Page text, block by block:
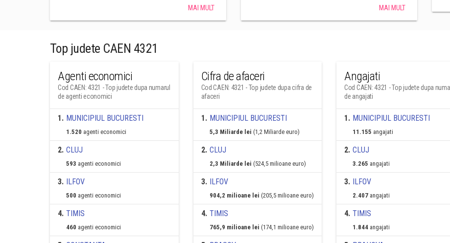
MAI MULT MAI MULT
Top judete CAEN 4321
Agenti economici
Cod CAEN: 4321 - Top judete dupa numarul
de agenti economici
1. MUNICIPIUL BUCURESTI
1.520 agenti economici
2. CLUJ
593 agenti economici
3. ILFOV
500 agenti economici
4. TIMIS
460 agenti economici
Cifra de afaceri
Cod CAEN: 4321 - Top judete dupa cifra de
afaceri
1. MUNICIPIUL BUCURESTI
5,3 Miliarde lei (1,2 Miliarde euro)
2. CLUJ
2,3 Miliarde lei (524,5 milioane euro)
3. ILFOV
904,2 milioane lei (205,5 milioane euro)
4. TIMIS
765,9 milioane lei (174,1 milioane euro)
Angajati
Cod CAEN: 4321 - Top judete dupa
de angajati
1. MUNICIPIUL BUCURESTI
11.155 angajati
2. CLUJ
3.265 angajati
3. ILFOV
2.407 angajati
4. TIMIS
1.844 angajati